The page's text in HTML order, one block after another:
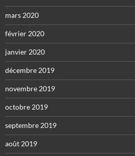
mars 2020
février 2020
janvier 2020
décembre 2019
novembre 2019
octobre 2019
septembre 2019
août 2019